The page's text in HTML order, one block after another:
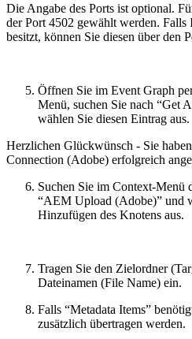
Die Angabe des Ports ist optional.
der Port 4502 gewählt werden. Falls
besitzt, können Sie diesen über den
Öffnen Sie im Event Graph
Menü, suchen Sie nach “Get
wählen Sie diesen Eintrag aus.
Herzlichen Glückwünsch - Sie
Connection (Adobe) erfolgreich
Suchen Sie im Context-Menü
“AEM Upload (Adobe)” und
Hinzufügen des Knotens aus.
Tragen Sie den Zielordner
Dateinamen (File Name) ein.
Falls “Metadata Items”
zusätzlich übertragen werden.